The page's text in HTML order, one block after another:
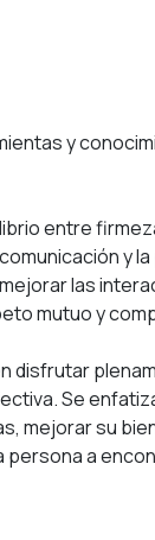
y
entre
y
las
mutuo y
Se
mejorar su
a